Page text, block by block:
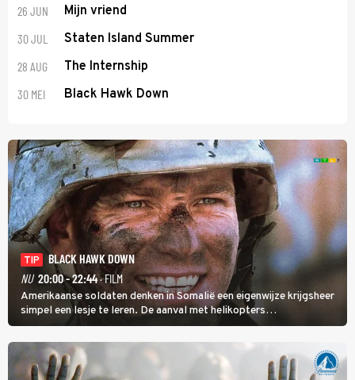
26 JUN Mijn vriend
30 JUL Staten Island Summer
28 AUG The Internship
30 MEI Black Hawk Down
TIP
BLACK HAWK DOWN
NU 20:00 - 22:44· FILM
Amerikaanse soldaten denken in Somalië een eigenwijze krijgsheer
simpel een lesje te leren. De aanval met helikopters
verloopt in Black Hawk down dramatisch.